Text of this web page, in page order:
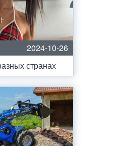
2024-10-26
странах